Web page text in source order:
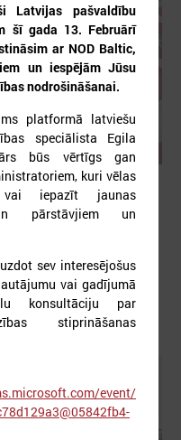
sapulcei – 36”
36” rezolūcija par vietējās
Latvijas pašvaldību
šī gada 13. Februārī
ar NOD Baltic,
un iespējām Jūsu
nodrošināšanai.
platformā latviešu
speciālista Egila
būs vērtīgs gan
kuri vēlas
vai iepazīt jaunas
pārstāvjiem un
sev interesējošus
vai gadījumā
konsultāciju par
stiprināšanas
event/